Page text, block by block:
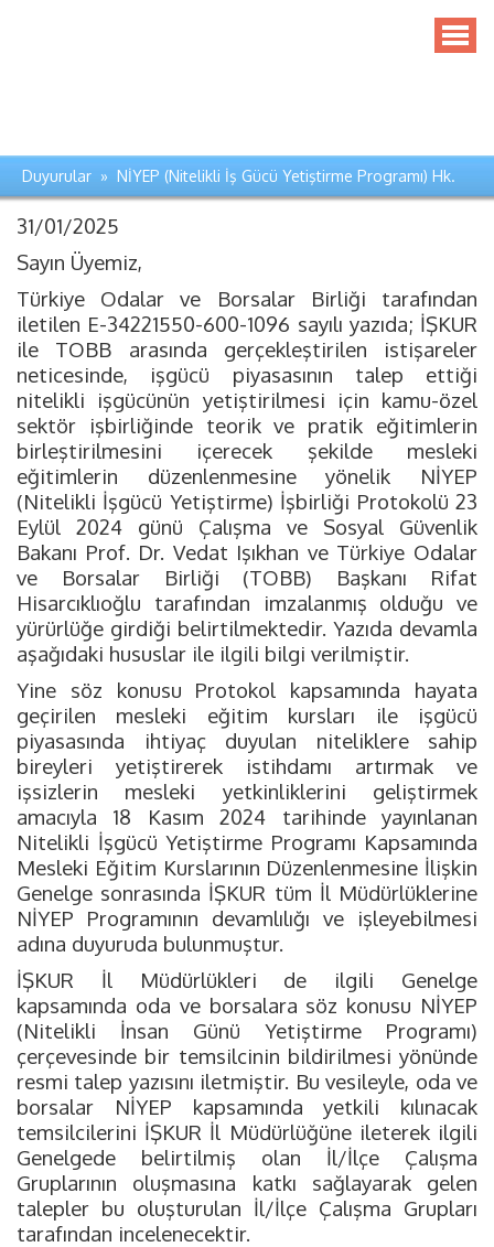
Duyurular » NİYEP (Nitelikli İş Gücü Yetiştirme Programı) Hk.
31/01/2025
Sayın Üyemiz,
Türkiye Odalar ve Borsalar Birliği tarafından
iletilen E-34221550-600-1096 sayılı yazıda; İŞKUR
ile TOBB arasında gerçekleştirilen istişareler
neticesinde, işgücü piyasasının talep ettiği
nitelikli işgücünün yetiştirilmesi için kamu-özel
sektör işbirliğinde teorik ve pratik eğitimlerin
birleştirilmesini içerecek şekilde mesleki
eğitimlerin düzenlenmesine yönelik NİYEP
(Nitelikli İşgücü Yetiştirme) İşbirliği Protokolü 23
Eylül 2024 günü Çalışma ve Sosyal Güvenlik
Bakanı Prof. Dr. Vedat Işıkhan ve Türkiye Odalar
ve Borsalar Birliği (TOBB) Başkanı Rifat
Hisarcıklıoğlu tarafından imzalanmış olduğu ve
yürürlüğe girdiği belirtilmektedir. Yazıda devamla
aşağıdaki hususlar ile ilgili bilgi verilmiştir.
Yine söz konusu Protokol kapsamında hayata
geçirilen mesleki eğitim kursları ile işgücü
piyasasında ihtiyaç duyulan niteliklere sahip
bireyleri yetiştirerek istihdamı artırmak ve
işsizlerin mesleki yetkinliklerini geliştirmek
amacıyla 18 Kasım 2024 tarihinde yayınlanan
Nitelikli İşgücü Yetiştirme Programı Kapsamında
Mesleki Eğitim Kurslarının Düzenlenmesine İlişkin
Genelge sonrasında İŞKUR tüm İl Müdürlüklerine
NİYEP Programının devamlılığı ve işleyebilmesi
adına duyuruda bulunmuştur.
İŞKUR İl Müdürlükleri de ilgili Genelge
kapsamında oda ve borsalara söz konusu NİYEP
(Nitelikli İnsan Günü Yetiştirme Programı)
çerçevesinde bir temsilcinin bildirilmesi yönünde
resmi talep yazısını iletmiştir. Bu vesileyle, oda ve
borsalar NİYEP kapsamında yetkili kılınacak
temsilcilerini İŞKUR İl Müdürlüğüne ileterek ilgili
Genelgede belirtilmiş olan İl/İlçe Çalışma
Gruplarının oluşmasına katkı sağlayarak gelen
talepler bu oluşturulan İl/İlçe Çalışma Grupları
tarafından incelenecektir.